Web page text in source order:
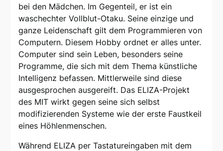
bei den Mädchen. Im Gegenteil, er ist ein
waschechter Vollblut-Otaku. Seine einzige und
ganze Leidenschaft gilt dem Programmieren von
Computern. Diesem Hobby ordnet er alles unter.
Computer sind sein Leben, besonders seine
Programme, die sich mit dem Thema künstliche
Intelligenz befassen. Mittlerweile sind diese
ausgesprochen ausgereift. Das ELIZA-Projekt
des MIT wirkt gegen seine sich selbst
modifizierenden Systeme wie der erste Faustkeil
eines Höhlenmenschen.
Während ELIZA per Tastatureingaben mit dem